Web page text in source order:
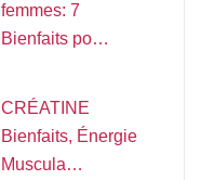
femmes: 7
Bienfaits po…
CRÉATINE
Bienfaits, Énergie
Muscula…